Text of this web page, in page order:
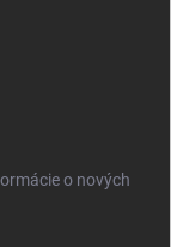
o nových